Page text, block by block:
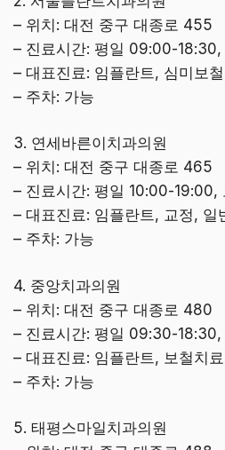
– 위치: 대전 중구 대종로 455
– 진료시간: 평일 09:00-
– 대표진료: 임플란트, 심미보
– 주차: 가능
3. 연세바른이치과의원
– 위치: 대전 중구 대종로 465
– 진료시간: 평일 10:00-19:00,
– 대표진료: 임플란트, 교정, 일
– 주차: 가능
4. 중앙치과의원
– 위치: 대전 중구 대종로 480
– 진료시간: 평일 09:30-
– 대표진료: 임플란트, 보철치
– 주차: 가능
5. 태평스마일치과의원